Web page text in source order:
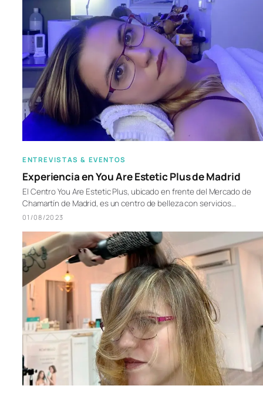
ENTREVISTAS & EVENTOS
Experiencia en You Are Estetic Plus de Madrid
El Centro You Are Estetic Plus, ubicado en frente del Mercado de
Chamartín de Madrid, es un centro de belleza con servicios…
01/08/2023